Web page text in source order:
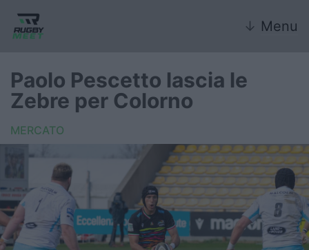
↓ Menu
Nazionali giovanili
Rugby Sevens
FIR
Internazionale
Paolo Pescetto lascia le
Zebre per Colorno
MERCATO